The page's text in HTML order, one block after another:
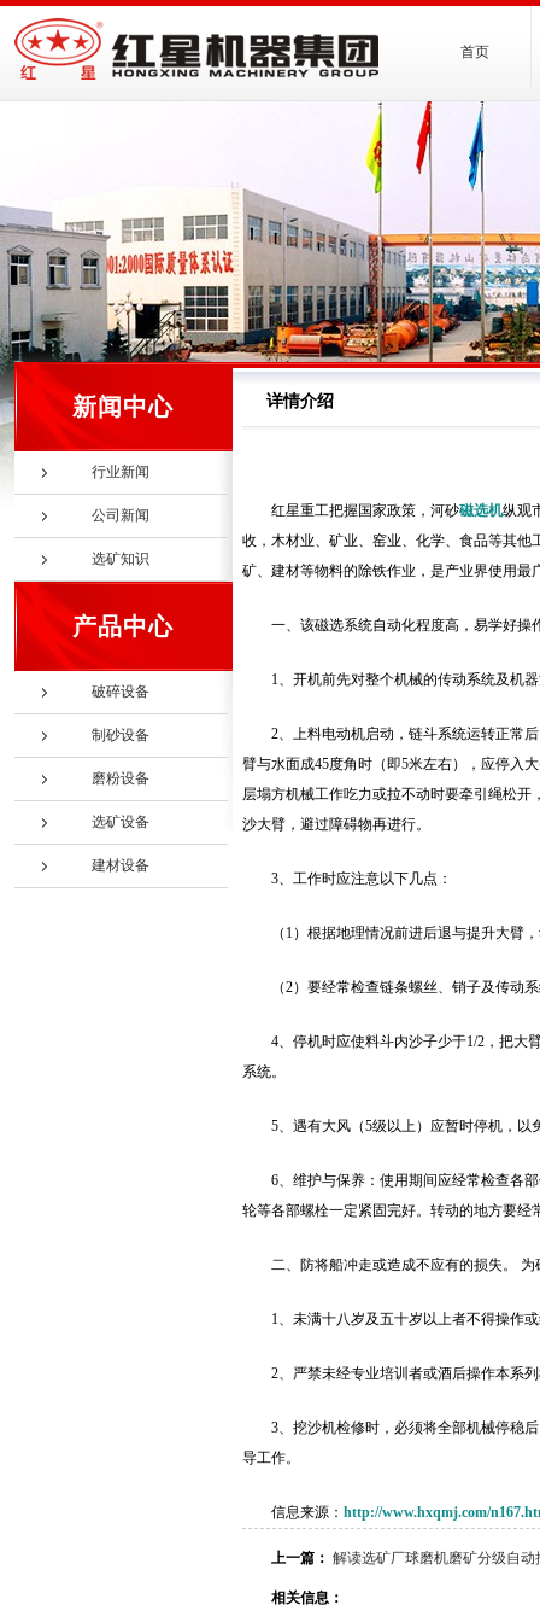
首页
新闻中心
行业新闻
公司新闻
选矿知识
产品中心
破碎设备
制砂设备
磨粉设备
选矿设备
建材设备
详情介绍
红星重工把握国家政策，河砂磁选机纵观
收，木材业、矿业、窑业、化学、食品等其他
矿、建材等物料的除铁作业，是产业界使用最
一、该磁选系统自动化程度高，易学好操
1、开机前先对整个机械的传动系统及机
2、上料电动机启动，链斗系统运转正常
臂与水面成45度角时（即5米左右），应停入
层塌方机械工作吃力或拉不动时要牵引绳松
沙大臂，避过障碍物再进行。
3、工作时应注意以下几点：
（1）根据地理情况前进后退与提升大臂
（2）要经常检查链条螺丝、销子及传动
4、停机时应使料斗内沙子少于1/2，把大
系统。
5、遇有大风（5级以上）应暂时停机，
6、维护与保养：使用期间应经常检查各
轮等各部螺栓一定紧固完好。转动的地方要
二、防将船冲走或造成不应有的损失。
1、未满十八岁及五十岁以上者不得操作
2、严禁未经专业培训者或酒后操作本系
3、挖沙机检修时，必须将全部机械停稳
导工作。
信息来源： http://www.hxqmj.com/
上一篇： 解读选矿厂球磨机磨矿分级自动
相关信息：